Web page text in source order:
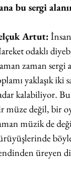
bu sergi
Artut:
odaklı
zaman
yaklaşık
kalabiliyor.
müze değil, bir
müzik de
üreyen